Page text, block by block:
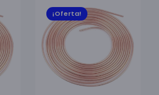
¡Oferta!